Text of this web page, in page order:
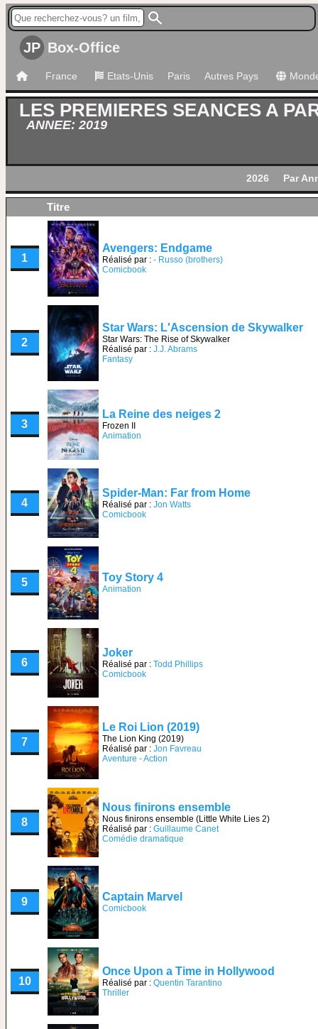
JP Box-Office
France Etats-Unis Paris Autres Pays
LES PREMIERES SEANCES A
ANNEE: 2019
2026 Par
Titre
1
Avengers: Endgame
Réalisé par : - Russo (brothers)
Comicbook
2
Star Wars: L'Ascension de Skywalker
Star Wars: The Rise of Skywalker
Réalisé par : J.J. Abrams
Fantasy
3
La Reine des neiges 2
Frozen II
Animation
4
Spider-Man: Far from Home
Réalisé par : Jon Watts
Comicbook
5 Toy Story 4
Animation
6
Joker
Réalisé par : Todd Phillips
Comicbook
7
Le Roi Lion (2019)
The Lion King (2019)
Réalisé par : Jon Favreau
Aventure - Action
8
Nous finirons ensemble
Nous finirons ensemble (Little White Lies 2)
Réalisé par : Guillaume Canet
Comédie dramatique
9 Captain Marvel
Comicbook
10
Once Upon a Time in Hollywood
Réalisé par : Quentin Tarantino
Thriller